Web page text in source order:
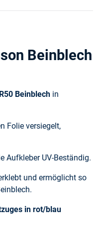
Beinblech
Beinblech in
Folie versiegelt,
Aufkleber UV-Beständig.
und ermöglicht so
in rot/blau